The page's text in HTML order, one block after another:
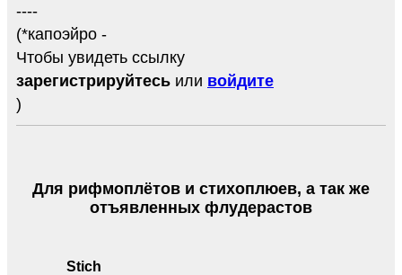
----
(*капоэйро -
Чтобы увидеть ссылку
зарегистрируйтесь или войдите
)
Stich
Для рифмоплётов и стихоплюев, а так же
отъявленных флудерастов